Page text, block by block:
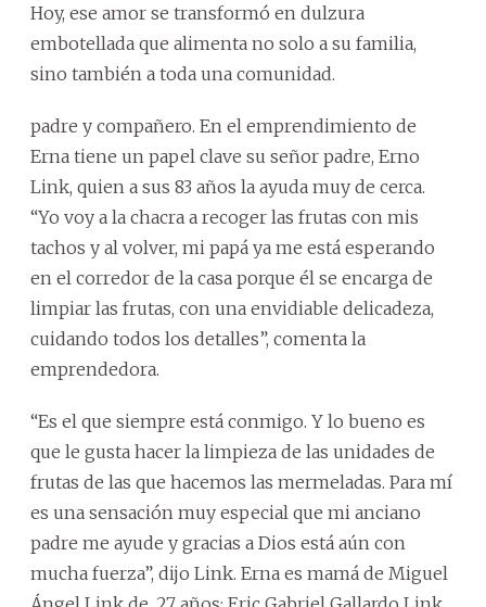
Hoy, ese amor se transformó en dulzura
embotellada que alimenta no solo a su familia,
sino también a toda una comunidad.
padre y compañero. En el emprendimiento de
Erna tiene un papel clave su señor padre, Erno
Link, quien a sus 83 años la ayuda muy de cerca.
“Yo voy a la chacra a recoger las frutas con mis
tachos y al volver, mi papá ya me está esperando
en el corredor de la casa porque él se encarga de
limpiar las frutas, con una envidiable delicadeza,
cuidando todos los detalles”, comenta la
emprendedora.
“Es el que siempre está conmigo. Y lo bueno es
que le gusta hacer la limpieza de las unidades de
frutas de las que hacemos las mermeladas. Para mí
es una sensación muy especial que mi anciano
padre me ayude y gracias a Dios está aún con
mucha fuerza”, dijo Link. Erna es mamá de Miguel